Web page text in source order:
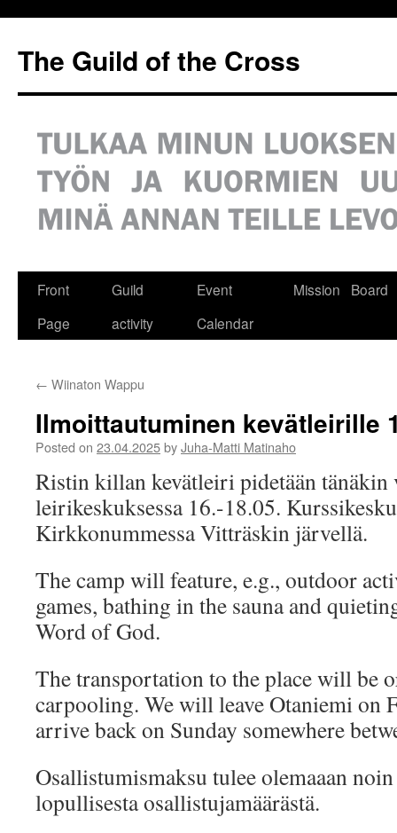
The Guild of the Cross
Front
Page
Guild
activity
Event
Calendar
Mission Board
← Wiinaton Wappu
Ilmoittautuminen kevätleirille
Posted on 23.04.2025byJuha-Matti Matinaho
Ristin killan kevätleiri pidetään
leirikeskuksessa 16.-18.05.
Kirkkonummessa Vitträskin järvellä.
The camp will feature, e.g., outdoor
games, bathing in the sauna and
Word of God.
The transportation to the place will be
carpooling. We will leave Otaniemi on
arrive back on Sunday somewhere
Osallistumismaksu tulee olemaaan
lopullisesta osallistujamäärästä.